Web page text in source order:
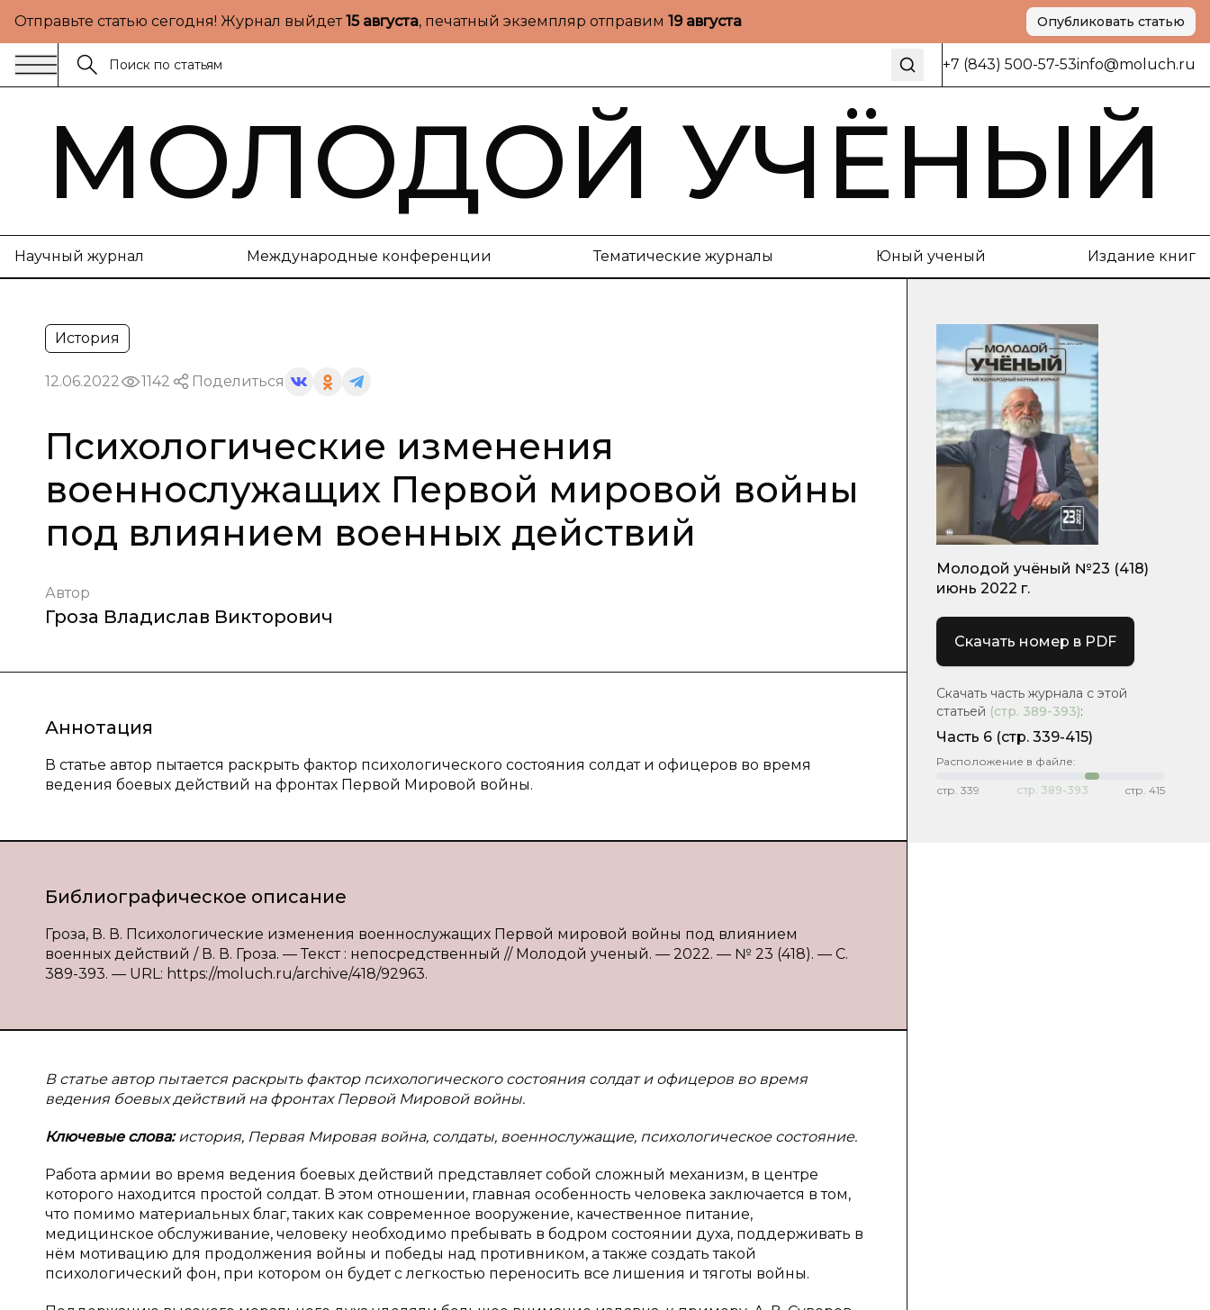
Отправьте статью сегодня! Журнал выйдет15 августа, печатный экземпляр отправим 19 августа Опубликовать статью
+7 (843) 500-57-53info@moluch.ru
МОЛОДОЙ УЧЁНЫЙ
Научный журнал Международные конференции Тематические журналы Юный ученый Издание книг
История
12.06.2022 1142 Поделиться
Психологические изменения
военнослужащих Первой мировой войны
под влиянием военных действий
Автор
Гроза Владислав Викторович
Аннотация
В статье автор пытается раскрыть фактор психологического состояния солдат и офицеров во время
ведения боевых действий на фронтах Первой Мировой войны.
Библиографическое описание
Гроза, В. В. Психологические изменения военнослужащих Первой мировой войны под влиянием
военных действий / В. В. Гроза. — Текст : непосредственный // Молодой ученый. — 2022. — № 23 (418). — С.
389-393. — URL: https://moluch.ru/archive/418/92963.
В статье автор пытается раскрыть фактор психологического состояния солдат и офицеров во время
ведения боевых действий на фронтах Первой Мировой войны.
Ключевые слова:история, Первая Мировая война, солдаты, военнослужащие, психологическое состояние.
Работа армии во время ведения боевых действий представляет собой сложный механизм, в центре
которого находится простой солдат. В этом отношении, главная особенность человека заключается в том,
что помимо материальных благ, таких как современное вооружение, качественное питание,
медицинское обслуживание, человеку необходимо пребывать в бодром состоянии духа, поддерживать в
нём мотивацию для продолжения войны и победы над противником, а также создать такой
психологический фон, при котором он будет с легкостью переносить все лишения и тяготы войны.
Молодой учёный №23 (418)
июнь 2022 г.
Скачать номер в PDF
Скачать часть журнала с этой
статьей (стр. 389-393):
Часть 6 (стр. 339-415)
Расположение в файле:
стр. 339 стр. 389-393 стр. 415